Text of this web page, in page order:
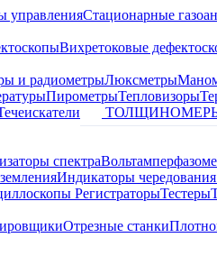
управленияСтационарные
Вихретоковые
и радиометрыЛюксметры
ПирометрыТепловизоры
спектра
Индикаторы
РегистраторыТестеры
Отрезные станки